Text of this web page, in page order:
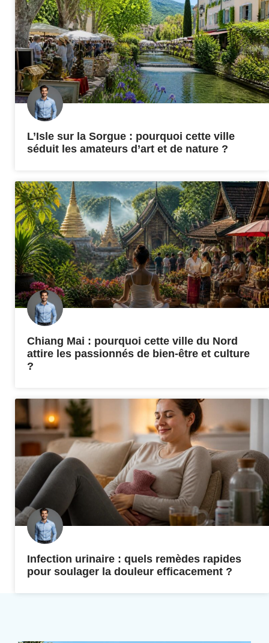
L’Isle sur la Sorgue : pourquoi cette ville
séduit les amateurs d’art et de nature ?
Chiang Mai : pourquoi cette ville du Nord
attire les passionnés de bien-être et culture
?
Infection urinaire : quels remèdes rapides
pour soulager la douleur efficacement ?